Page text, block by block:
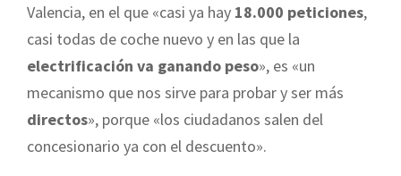
Valencia, en el que «casi ya hay 18.000 peticiones,
casi todas de coche nuevo y en las que la
electrificación va ganando peso», es «un
mecanismo que nos sirve para probar y ser más
directos», porque «los ciudadanos salen del
concesionario ya con el descuento».